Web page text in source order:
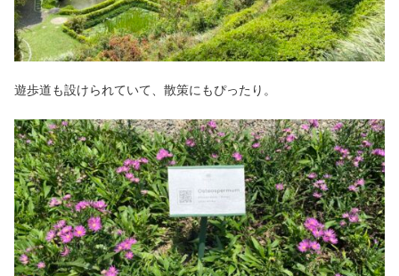
遊歩道も設けられていて、散策にもぴったり。